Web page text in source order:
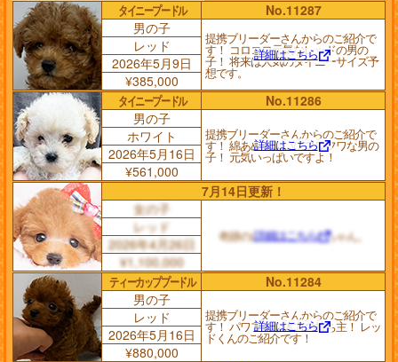
タイニープードル
No.11287
男の子
提携ブリーダーさんからのご紹介で
す！ コロコロ元気なレッドの男の
子！ 将来は人気のタイニーサイズ予
想です。
詳細はこちら
レッド
2026年5月9日
¥385,000
タイニープードル
No.11286
男の子
提携ブリーダーさんからのご紹介で
す！ 綿あめみたいにフワフワな男の
子！ 元気いっぱいですよ！
詳細はこちら
ホワイト
2026年5月16日
¥561,000
7月14日更新！
女の子
奇跡ののほほんおチビちゃん。
詳細はこちら
レッド
2026年4月26日
¥1,100,000
ティーカッププードル
No.11284
男の子
提携ブリーダーさんからのご紹介で
す！ パワフルな体力の持ち主！ レッ
ドくんのご紹介です！
詳細はこちら
レッド
2026年5月16日
¥880,000